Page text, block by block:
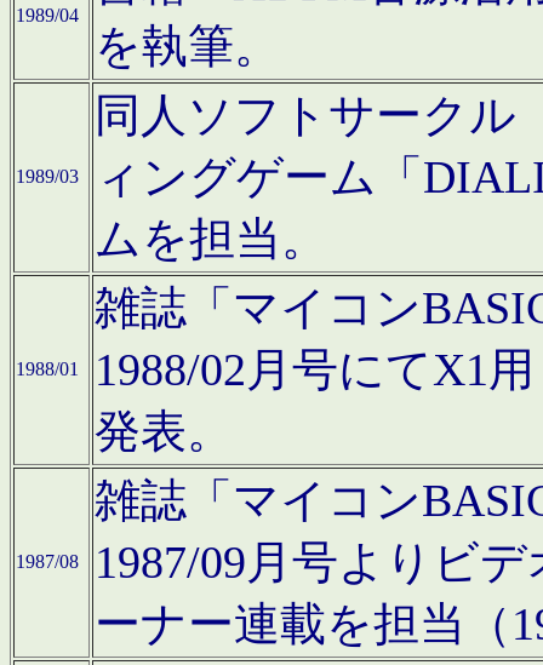
1989/04
を執筆。
1989/03
同人ソフトサークル
ィングゲーム「
ムを担当。
1988/01
雑誌「マイコン
1988/02月号にてX1
発表。
1987/08
雑誌「マイコン
1987/09月号よりビ
ーナー連載を担当（